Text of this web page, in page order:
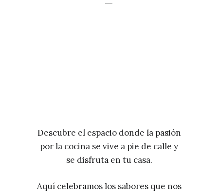
Descubre el espacio donde la pasión
por la cocina se vive a pie de calle y
se disfruta en tu casa.
Aquí celebramos los sabores que nos